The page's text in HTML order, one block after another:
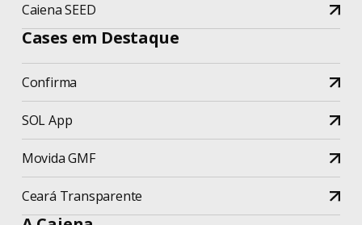
Caiena SEED
Cases em Destaque
Confirma
SOL App
Movida GMF
Ceará Transparente